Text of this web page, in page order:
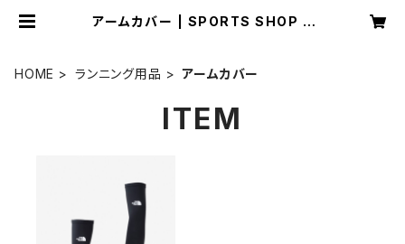
アームカバー | SPORTS SHOP R
HOME ランニング用品 アームカバー
ITEM